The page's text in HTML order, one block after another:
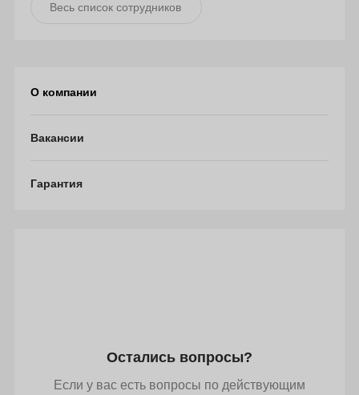
Весь список сотрудников
О компании
Вакансии
Гарантия
Остались вопросы?
Если у вас есть вопросы по действующим